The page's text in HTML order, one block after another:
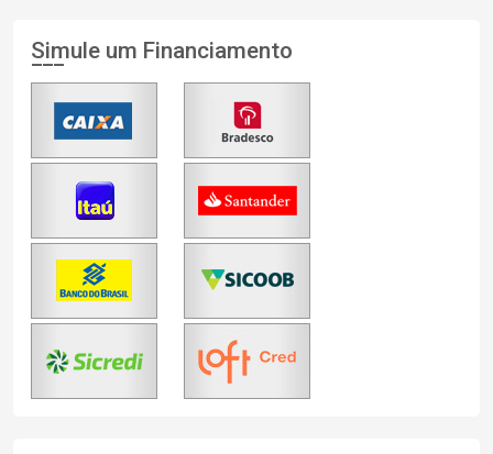
Simule um Financiamento